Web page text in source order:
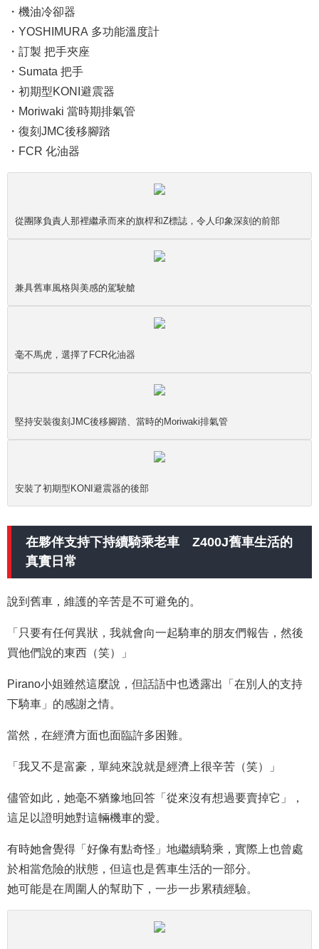
・機油冷卻器
・YOSHIMURA 多功能溫度計
・訂製 把手夾座
・Sumata 把手
・初期型KONI避震器
・Moriwaki 當時期排氣管
・復刻JMC後移腳踏
・FCR 化油器
從團隊負責人那裡繼承而來的旗桿和Z標誌，令人印象深刻的前部
兼具舊車風格與美感的駕駛艙
毫不馬虎，選擇了FCR化油器
堅持安裝復刻JMC後移腳踏、當時的Moriwaki排氣管
安裝了初期型KONI避震器的後部
在夥伴支持下持續騎乘老車 Z400J舊車生活的
真實日常
說到舊車，維護的辛苦是不可避免的。
「只要有任何異狀，我就會向一起騎車的朋友們報告，然後
買他們說的東西（笑）」
Pirano小姐雖然這麼說，但話語中也透露出「在別人的支持
下騎車」的感謝之情。
當然，在經濟方面也面臨許多困難。
「我又不是富豪，單純來說就是經濟上很辛苦（笑）」
儘管如此，她毫不猶豫地回答「從來沒有想過要賣掉它」，
這足以證明她對這輛機車的愛。
有時她會覺得「好像有點奇怪」地繼續騎乘，實際上也曾處
於相當危險的狀態，但這也是舊車生活的一部分。
她可能是在周圍人的幫助下，一步一步累積經驗。